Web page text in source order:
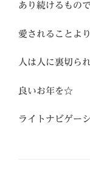
あり続けるもので
愛されることよ
人は人に裏切ら
良いお年を☆
ライトナビゲー